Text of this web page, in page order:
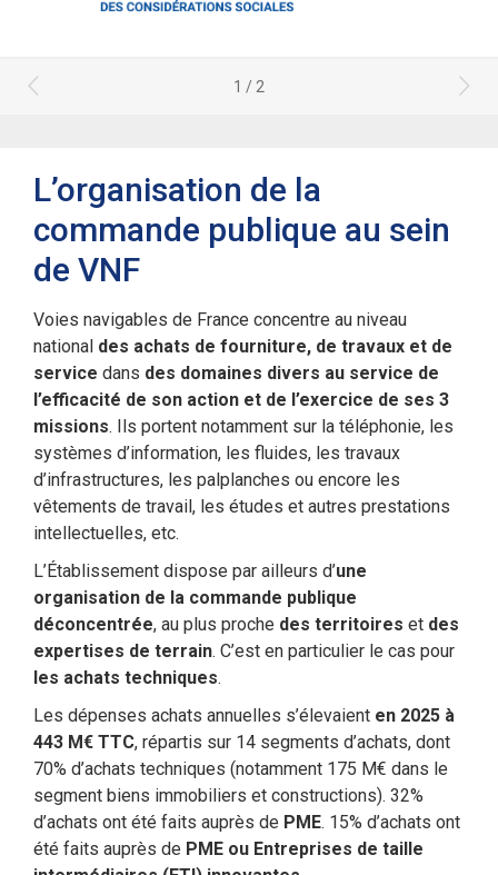
1 / 2
L’organisation de la
commande publique au sein
de VNF
Voies navigables de France concentre au niveau
national des achats de fourniture, de travaux et de
service dans des domaines divers au service de
l’efficacité de son action et de l’exercice de ses 3
missions. Ils portent notamment sur la téléphonie, les
systèmes d’information, les fluides, les travaux
d’infrastructures, les palplanches ou encore les
vêtements de travail, les études et autres prestations
intellectuelles, etc.
L’Établissement dispose par ailleurs d’une
organisation de la commande publique
déconcentrée, au plus proche des territoires et des
expertises de terrain. C’est en particulier le cas pour
les achats techniques.
Les dépenses achats annuelles s’élevaient en 2025 à
443 M€ TTC, répartis sur 14 segments d’achats, dont
70% d’achats techniques (notamment 175 M€ dans le
segment biens immobiliers et constructions). 32%
d’achats ont été faits auprès de PME. 15% d’achats ont
été faits auprès de PME ou Entreprises de taille